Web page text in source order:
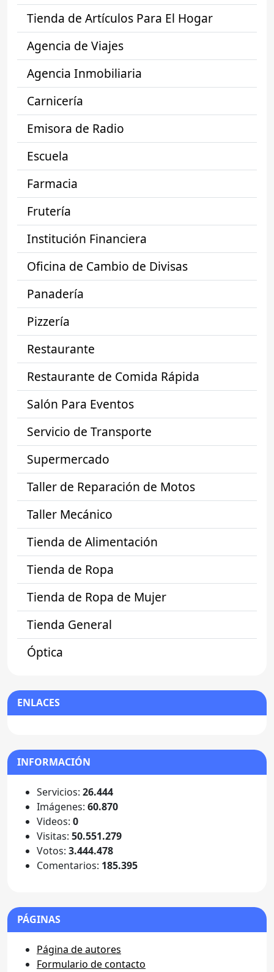
Tienda de Artículos Para El Hogar
Agencia de Viajes
Agencia Inmobiliaria
Carnicería
Emisora de Radio
Escuela
Farmacia
Frutería
Institución Financiera
Oficina de Cambio de Divisas
Panadería
Pizzería
Restaurante
Restaurante de Comida Rápida
Salón Para Eventos
Servicio de Transporte
Supermercado
Taller de Reparación de Motos
Taller Mecánico
Tienda de Alimentación
Tienda de Ropa
Tienda de Ropa de Mujer
Tienda General
Óptica
ENLACES
INFORMACIÓN
Servicios: 26.444
Imágenes: 60.870
Videos: 0
Visitas: 50.551.279
Votos: 3.444.478
Comentarios: 185.395
PÁGINAS
Página de autores
Formulario de contacto